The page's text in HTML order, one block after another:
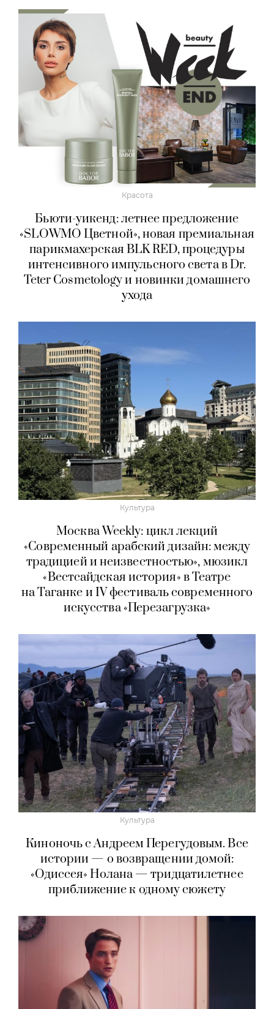
Красота
Бьюти-уикенд: летнее предложение
«SLOWMO Цветной», новая премиальная
парикмахерская BLK RED, процедуры
интенсивного импульсного света в Dr.
Teter Cosmetology и новинки домашнего
ухода
Культура
Москва Weekly: цикл лекций
«Современный арабский дизайн: между
традицией и неизвестностью», мюзикл
«Вестсайдская история» в Театре
на Таганке и IV фестиваль современного
искусства «Перезагрузка»
Культура
Киноночь с Андреем Перегудовым. Все
истории — о возвращении домой:
«Одиссея» Нолана — тридцатилетнее
приближение к одному сюжету